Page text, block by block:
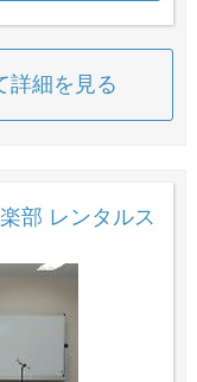
詳細を見る
部 レンタルス